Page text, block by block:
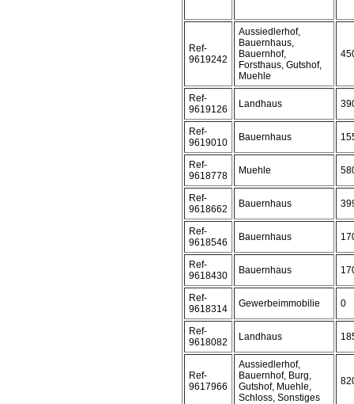
Ref-
9619242
Aussiedlerhof,
Bauernhaus,
Bauernhof,
Forsthaus, Gutshof,
Muehle
Ref-
9619126
Landhaus
Ref-
9619010
Bauernhaus
Ref-
9618778
Muehle
Ref-
9618662
Bauernhaus
Ref-
9618546
Bauernhaus
Ref-
9618430
Bauernhaus
Ref-
9618314
Gewerbeimmobilie 0
Ref-
9618082
Landhaus
Ref-
9617966
Aussiedlerhof,
Bauernhof, Burg,
Gutshof, Muehle,
Schloss, Sonstiges